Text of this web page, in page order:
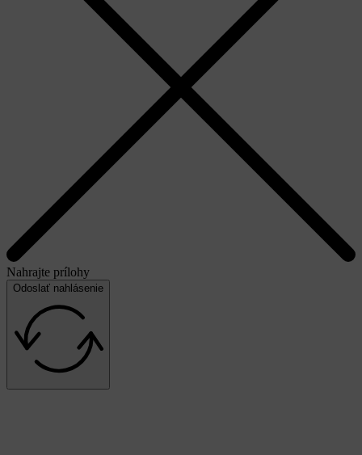
Nahrajte prílohy
Odoslať nahlásenie